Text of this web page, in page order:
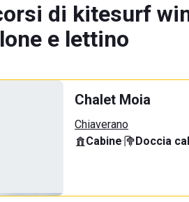
di kitesurf
e lettino
Chalet Moia
Chiaverano
Cabine· Doccia